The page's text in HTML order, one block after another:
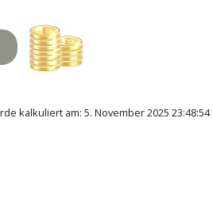
kalkuliert am: 5. November 2025 23:48:54